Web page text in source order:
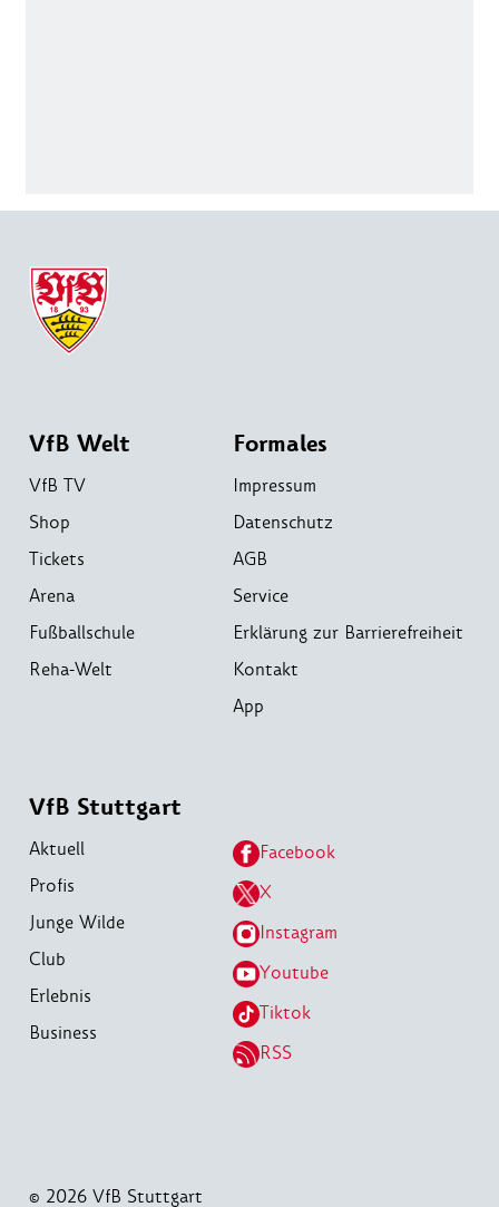
VfB Welt
VfB TV
Shop
Tickets
Arena
Fußballschule
Reha-Welt
Formales
Impressum
Datenschutz
AGB
Service
Erklärung zur Barrierefreiheit
Kontakt
App
VfB Stuttgart
Aktuell
Profis
Junge Wilde
Club
Erlebnis
Business
Facebook
X
Instagram
Youtube
Tiktok
RSS
© 2026 VfB Stuttgart